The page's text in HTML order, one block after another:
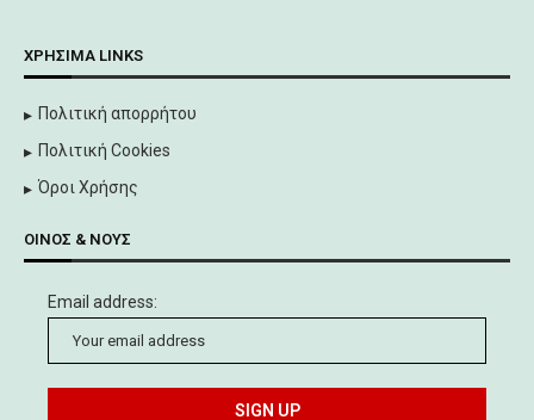
ΧΡΉΣΙΜΑ LINKS
Πολιτική απορρήτου
Πολιτική Cookies
Όροι Χρήσης
ΟΊΝΟΣ & ΝΟΥΣ
Email address: